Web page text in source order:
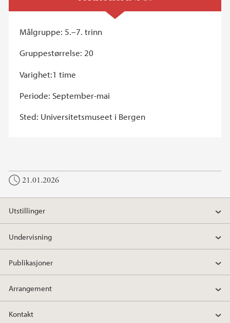
Målgruppe: 5.–7. trinn
Gruppestørrelse: 20
Varighet:1 time
Periode: September-mai
Sted: Universitetsmuseet i Bergen
21.01.2026
Utstillinger
Undervisning
Publikasjoner
Arrangement
Kontakt